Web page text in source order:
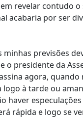
revelar contudo o
acabaria por ser
minhas previsões
o presidente da
agora, quando
logo à tarde ou
haver
rápida e logo se